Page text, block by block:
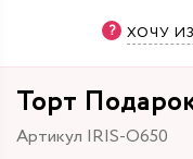
ХОЧУ
Торт
Артикул IRIS-O650